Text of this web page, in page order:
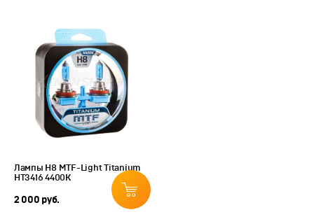
Лампы H8 MTF-Light Titanium
HT3416 4400K
2 000 руб.